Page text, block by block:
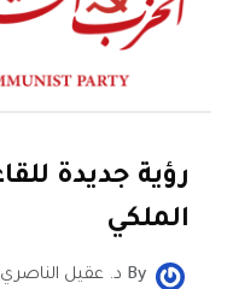
رؤية جديدة
الملكي
By د. عقيل الناصري